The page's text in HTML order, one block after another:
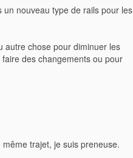
nouveau type de rails pour les
autre chose pour diminuer les
des changements ou pour
trajet, je suis preneuse.